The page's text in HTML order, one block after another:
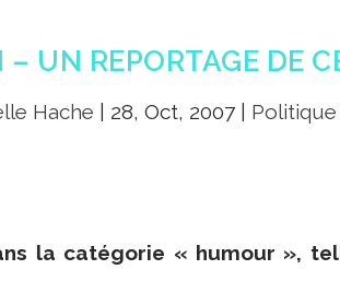
– UN REPORTAGE DE
Hache 28, Oct, 2007 Politique
la catégorie « humour »,